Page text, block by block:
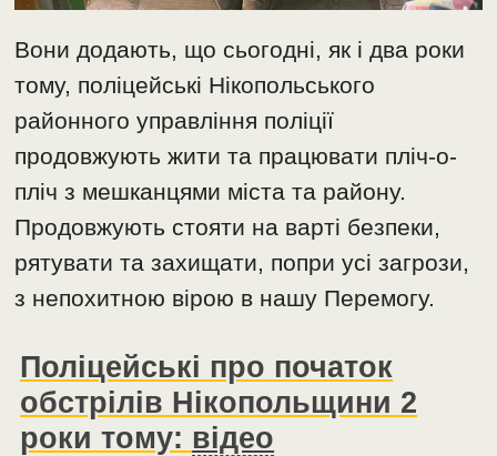
Вони додають, що сьогодні, як і два роки
тому, поліцейські Нікопольського
районного управління поліції
продовжують жити та працювати пліч-о-
пліч з мешканцями міста та району.
Продовжують стояти на варті безпеки,
рятувати та захищати, попри усі загрози,
з непохитною вірою в нашу Перемогу.
Поліцейські про початок
обстрілів Нікопольщини 2
роки тому: відео